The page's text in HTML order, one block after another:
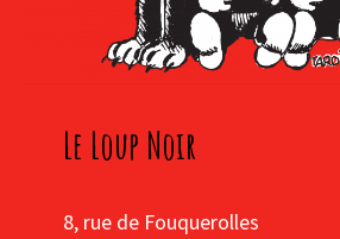
Le Loup Noir
8, rue de Fouquerolles